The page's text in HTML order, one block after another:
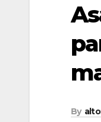
By